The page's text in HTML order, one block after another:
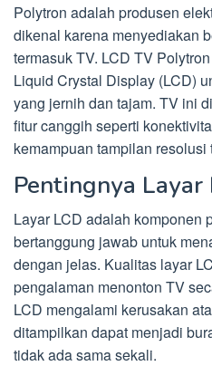
Polytron adalah produsen
dikenal karena menyediakan
termasuk TV. LCD TV
Liquid Crystal Display (LCD)
yang jernih dan tajam. TV ini
fitur canggih seperti
kemampuan tampilan resolusi
Pentingnya Layar
Layar LCD adalah komponen
bertanggung jawab untuk
dengan jelas. Kualitas layar
pengalaman menonton TV
LCD mengalami kerusakan
ditampilkan dapat menjadi
tidak ada sama sekali.